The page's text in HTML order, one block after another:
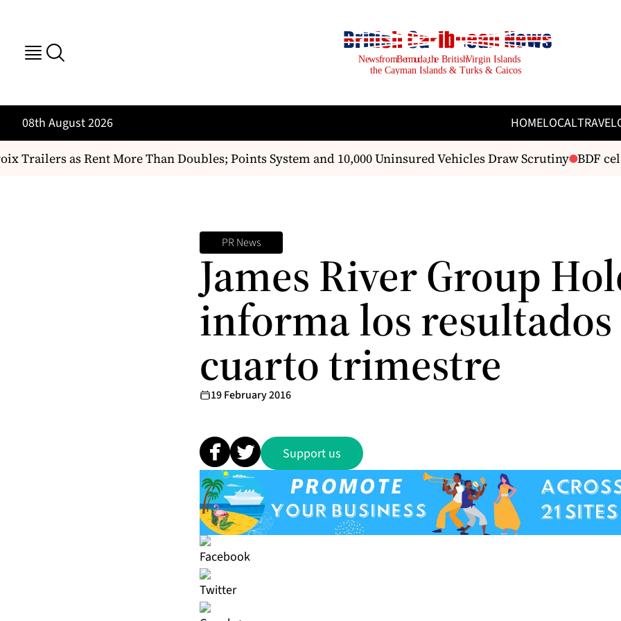
08th August 2026 HOMELOCALTRAVEL
Trailers as Rent More Than Doubles; Points System and 10,000 Uninsured Vehicles Draw Scrutiny BDF
PR News
James River Group
informa los
cuarto trimestre
19 February 2016
Support us